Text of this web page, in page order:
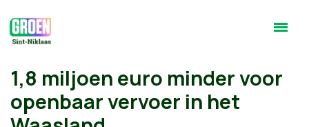
1,8 miljoen euro minder voor
openbaar vervoer in het